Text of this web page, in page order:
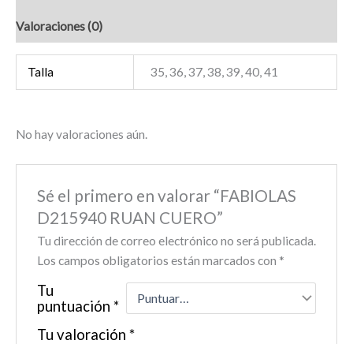
Valoraciones (0)
Talla 35, 36, 37, 38, 39, 40, 41
No hay valoraciones aún.
Sé el primero en valorar “FABIOLAS
D215940 RUAN CUERO”
Tu dirección de correo electrónico no será publicada.
Los campos obligatorios están marcados con *
Tu
puntuación *
Tu valoración *